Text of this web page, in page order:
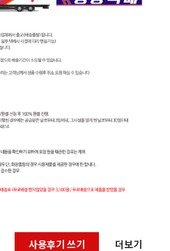
사용후기 쓰기 더보기